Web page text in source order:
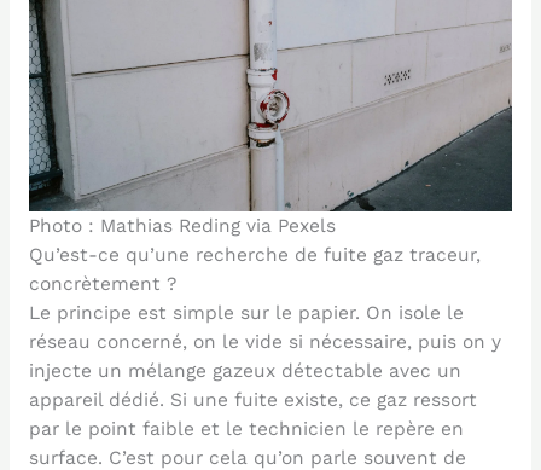
Photo : Mathias Reding via Pexels
Qu’est-ce qu’une recherche de fuite gaz traceur,
concrètement ?
Le principe est simple sur le papier. On isole le
réseau concerné, on le vide si nécessaire, puis on y
injecte un mélange gazeux détectable avec un
appareil dédié. Si une fuite existe, ce gaz ressort
par le point faible et le technicien le repère en
surface. C’est pour cela qu’on parle souvent de